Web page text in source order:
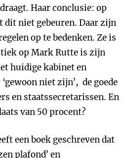
Haar conclusie: op
dit niet gebeuren. Daar zijn
op te bedenken. Ze is
op Mark Rutte is zijn
huidige kabinet en
niet zijn’, de goede
en staatssecretarissen. En
van 50 procent?
een boek geschreven dat
plafond’ en